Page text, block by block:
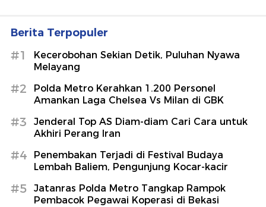
Berita Terpopuler
#1
Kecerobohan Sekian Detik, Puluhan Nyawa
Melayang
#2
Polda Metro Kerahkan 1.200 Personel
Amankan Laga Chelsea Vs Milan di GBK
#3
Jenderal Top AS Diam-diam Cari Cara untuk
Akhiri Perang Iran
#4
Penembakan Terjadi di Festival Budaya
Lembah Baliem, Pengunjung Kocar-kacir
#5
Jatanras Polda Metro Tangkap Rampok
Pembacok Pegawai Koperasi di Bekasi